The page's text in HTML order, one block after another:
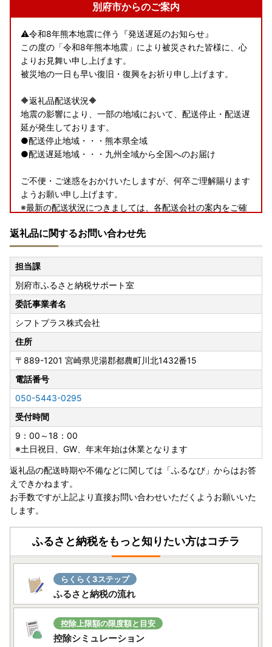
別府市からのご案内
⚠️令和8年熊本地震に伴う『発送遅延のお知らせ』
この度の「令和8年熊本地震」により被災された皆様に、心
よりお見舞い申し上げます。
被災地の一日も早い復旧・復興をお祈り申し上げます。
🔶返礼品配送状況🔶
地震の影響により、一部の地域において、配送停止・配送遅
延が発生しております。
●配送停止地域・・・熊本県全域
●配送遅延地域・・・九州全域から全国へのお届け
ご不便・ご迷惑をおかけいたしますが、何卒ご理解賜ります
ようお願い申し上げます。
※最新の配送状況につきましては、各配送会社の案内をご確
◇◇◇◇◇◇◇◇◇◇◇
＼✨最短翌々日以内に発送いたします✨／
驚きのスピード！最短翌々日発送！🚚💨
別府市が自信を持ってお届けする、最短翌々日発送の返礼品
ラインナップをぜひご覧ください😁😁
＼📌王道から隠れた逸品まで!!📌／
別府市♨おすすめ返礼品👆✨
今人気の返礼品と注目の返礼品を厳選してご紹介します📖
✍迷ったときにはぜひご覧ください😊♪
＼♨️別府温泉名物の「地獄蒸し」などなど♨️／
✨温泉のまち『別府』スイーツ特集✨
別府温泉名物の「地獄蒸し」や魅力たっぷりのスイーツをご
紹介🍮💛
＼✨現在61軒でご利用可能✨／
別府市内のホテルや旅館で利用できる宿泊補助券
宿泊補助券を利用して、四季折々の美しい自然や、温泉・美
味しい食べ物など、別府市の魅力をぜひお楽しみください🥰
＼💪別府市の竹細工職人が一つ一つ手作り💪／
Produced by HAPPY OUTSIDE BEAMS別府竹細工
＼🥰別府の静寂と美に包まれる、上質なひとときを🥰／
♨️「割烹旅館ゆめさき」1泊2食付きペア宿泊券♨️
全5室という限られた客室数が生み出す静けさと、特別な時
返礼品に関するお問い合わせ先
担当課
別府市ふるさと納税サポート室
委託事業者名
シフトプラス株式会社
住所
〒889-1201 宮崎県児湯郡都農町川北1432番15
電話番号
050-5443-0295
受付時間
9：00～18：00
※土日祝日、GW、年末年始は休業となります
返礼品の配送時期や不備などに関しては「ふるなび」からはお答
えできかねます。
お手数ですが上記より直接お問い合わせいただくようお願いいた
します。
ふるさと納税をもっと知りたい方はコチラ
らくらく3ステップ
ふるさと納税の流れ
控除上限額の限度額と目安
控除シミュレーション